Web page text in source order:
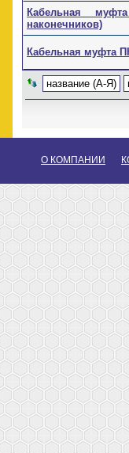
Кабельная
наконечников)
Кабельная муфта
название (А-Я)
О КОМПАНИИ